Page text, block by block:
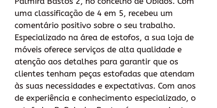
uma classificação de 4 em 5, recebeu um
comentário positivo sobre o seu trabalho.
Especializado na área de estofos, a sua loja de
móveis oferece serviços de alta qualidade e
atenção aos detalhes para garantir que os
clientes tenham peças estofadas que atendam
às suas necessidades e expectativas. Com anos
de experiência e conhecimento especializado, o